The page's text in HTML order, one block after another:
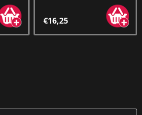
€16,25